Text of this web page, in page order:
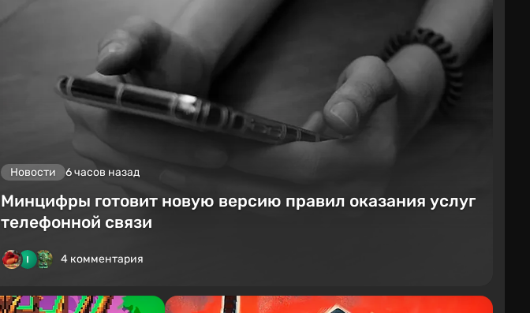
Новости 6 часов назад
Минцифры готовит новую версию правил оказания услуг
телефонной связи
4 комментария